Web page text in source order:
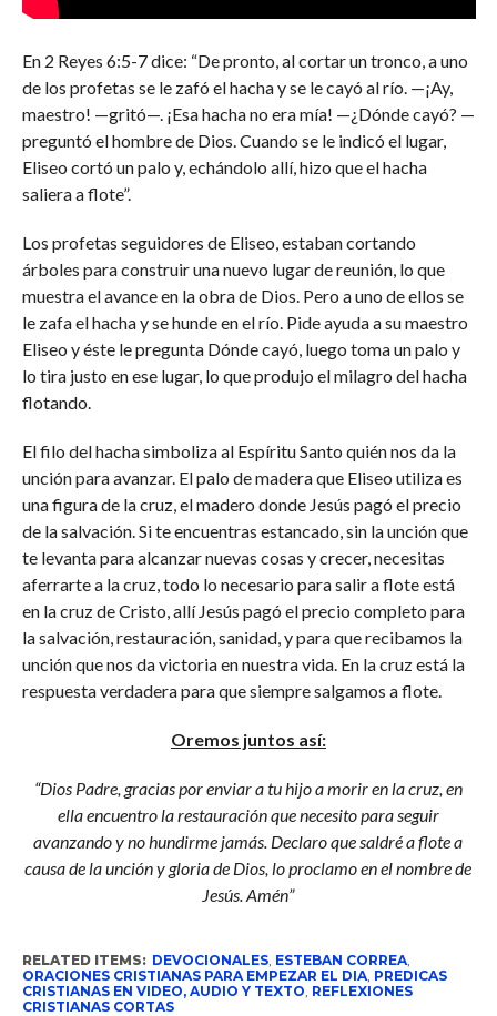
En 2 Reyes 6:5-7 dice: “De pronto, al cortar un tronco, a uno
de los profetas se le zafó el hacha y se le cayó al río. —¡Ay,
maestro! —gritó—. ¡Esa hacha no era mía! —¿Dónde cayó? —
preguntó el hombre de Dios. Cuando se le indicó el lugar,
Eliseo cortó un palo y, echándolo allí, hizo que el hacha
saliera a flote”.
Los profetas seguidores de Eliseo, estaban cortando
árboles para construir una nuevo lugar de reunión, lo que
muestra el avance en la obra de Dios. Pero a uno de ellos se
le zafa el hacha y se hunde en el río. Pide ayuda a su maestro
Eliseo y éste le pregunta Dónde cayó, luego toma un palo y
lo tira justo en ese lugar, lo que produjo el milagro del hacha
flotando.
El filo del hacha simboliza al Espíritu Santo quién nos da la
unción para avanzar. El palo de madera que Eliseo utiliza es
una figura de la cruz, el madero donde Jesús pagó el precio
de la salvación. Si te encuentras estancado, sin la unción que
te levanta para alcanzar nuevas cosas y crecer, necesitas
aferrarte a la cruz, todo lo necesario para salir a flote está
en la cruz de Cristo, allí Jesús pagó el precio completo para
la salvación, restauración, sanidad, y para que recibamos la
unción que nos da victoria en nuestra vida. En la cruz está la
respuesta verdadera para que siempre salgamos a flote.
Oremos juntos así:
“Dios Padre, gracias por enviar a tu hijo a morir en la cruz, en
ella encuentro la restauración que necesito para seguir
avanzando y no hundirme jamás. Declaro que saldré a flote a
causa de la unción y gloria de Dios, lo proclamo en el nombre de
Jesús. Amén”
RELATED ITEMS: DEVOCIONALES, ESTEBAN CORREA,
ORACIONES CRISTIANAS PARA EMPEZAR EL DIA, PREDICAS
CRISTIANAS EN VIDEO, AUDIO Y TEXTO REFLEXIONES
CRISTIANAS CORTAS